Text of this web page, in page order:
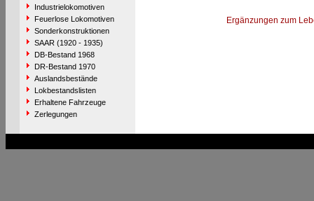
Industrielokomotiven
Feuerlose Lokomotiven
Sonderkonstruktionen
SAAR (1920 - 1935)
DB-Bestand 1968
DR-Bestand 1970
Auslandsbestände
Lokbestandslisten
Erhaltene Fahrzeuge
Zerlegungen
Ergänzungen zum